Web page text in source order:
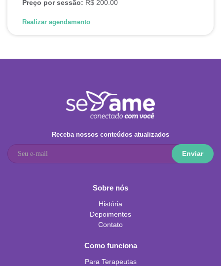
Preço por sessão: R$ 200.00
Realizar agendamento
Receba nossos conteúdos atualizados
Enviar
Sobre nós
História
Depoimentos
Contato
Como funciona
Para Terapeutas